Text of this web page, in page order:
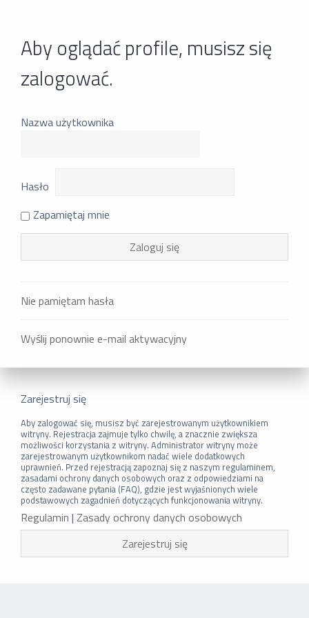
Aby oglądać profile, musisz się
zalogować.
Nazwa użytkownika
Hasło
Zapamiętaj mnie
Nie pamiętam hasła
Wyślij ponownie e-mail aktywacyjny
Zarejestruj się
Aby zalogować się, musisz być zarejestrowanym użytkownikiem
witryny. Rejestracja zajmuje tylko chwilę, a znacznie zwiększa
możliwości korzystania z witryny. Administrator witryny może
zarejestrowanym użytkownikom nadać wiele dodatkowych
uprawnień. Przed rejestracją zapoznaj się z naszym regulaminem,
zasadami ochrony danych osobowych oraz z odpowiedziami na
często zadawane pytania (FAQ), gdzie jest wyjaśnionych wiele
podstawowych zagadnień dotyczących funkcjonowania witryny.
Regulamin | Zasady ochrony danych osobowych
Zarejestruj się